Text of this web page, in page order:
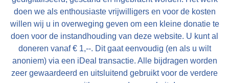
eerste op, want ik was toen korporaal en ik
moest de munitie enz. nazien en alles in orde
maken. Toen ik me aangekleed had en naar
buiten ging, stonden ook de andere
manschappen op. In de lucht ronkte het
parachutes getrokken en dit garen was
ijzersterk omdat het van nylon was.Gelukkig zijn
er foto’s gemaakt waar de dochters Baukje,
Hendrikje en Aaltje zo’n jurkje dragen. Heel fijn
dat doormiddel van deze foto’s dit spannende
doen we als enthousiaste vrijwilligers en voor de kosten
willen wij u in overweging geven om een kleine donatie te
doen voor de instandhouding van deze website. U kunt al
doneren vanaf € 1,--. Dit gaat eenvoudig (en als u wilt
anoniem) via een iDeal transactie. Alle bijdragen worden
zeer gewaardeerd en uitsluitend gebruikt voor de verdere